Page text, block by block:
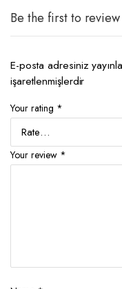
Be the first to review
E-posta adresiniz
işaretlenmişlerdir
Your rating *
Your review *